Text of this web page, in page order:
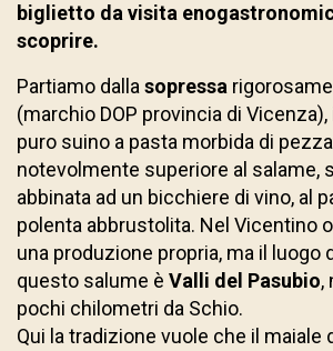
biglietto da visita
scoprire.
Partiamo dalla sopressa
(marchio DOP provincia di
puro suino a pasta morbida di
notevolmente superiore al salame,
abbinata ad un bicchiere di vino, al
polenta abbrustolita. Nel Vicentino
una produzione propria, ma il luogo
questo salume è Valli del Pasubio,
pochi chilometri da Schio.
Qui la tradizione vuole che il maiale